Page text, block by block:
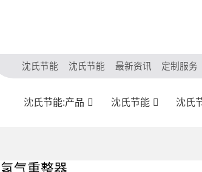
沈氏节能 沈氏节能 最新资讯 定制服务
沈氏节能:产品 沈氏节能 沈氏
氢气重整器